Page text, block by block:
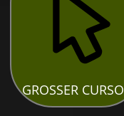
GROSSER CURSOR